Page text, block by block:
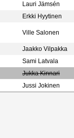
Lauri Jämsén
Erkki Hyytinen
Ville Salonen
Jaakko Vilpakka
Sami Latvala
Jukka Kinnari
Jussi Jokinen